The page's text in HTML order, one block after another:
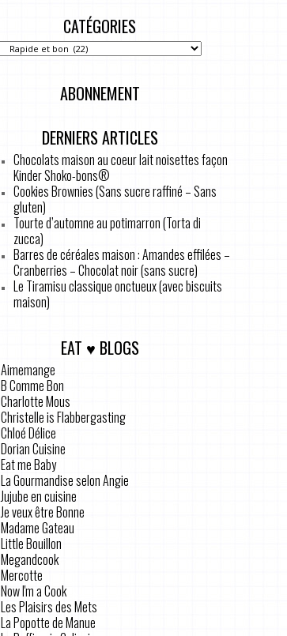
CATÉGORIES
ABONNEMENT
DERNIERS ARTICLES
Chocolats maison au coeur lait noisettes façon
Kinder Shoko-bons®
Cookies Brownies (Sans sucre raffiné – Sans
gluten)
Tourte d’automne au potimarron (Torta di
zucca)
Barres de céréales maison : Amandes effilées –
Cranberries – Chocolat noir (sans sucre)
Le Tiramisu classique onctueux (avec biscuits
maison)
EAT ♥ BLOGS
Aimemange
B Comme Bon
Charlotte Mous
Christelle is Flabbergasting
Chloé Délice
Dorian Cuisine
Eat me Baby
La Gourmandise selon Angie
Jujube en cuisine
Je veux être Bonne
Madame Gateau
Little Bouillon
Megandcook
Mercotte
Now I'm a Cook
Les Plaisirs des Mets
La Popotte de Manue